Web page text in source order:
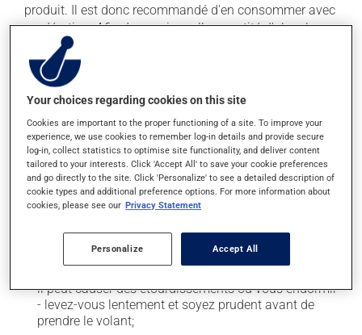
produit. Il est donc recommandé d'en consommer avec
modération. Afin de savoir quelle quantité d'alcool
vous est permise, veuillez en discuter avec votre
professionnel(le) de la santé.
Effets indésirables
En plus de ses effets recherchés, ce produit peut à
l'occasion entraîner certains effets indésirables (effets
secondaires), notamment :
il peut rendre la bouche sèche;
il peut causer de la constipation - pour la prévenir,
buvez beaucoup, prenez plus de fibres alimentaires;
il peut causer des étourdissements ou vous endormir
- levez-vous lentement et soyez prudent avant de
prendre le volant;
Your choices regarding cookies on this site
Cookies are important to the proper functioning of a site. To improve your
experience, we use cookies to remember log-in details and provide secure
log-in, collect statistics to optimise site functionality, and deliver content
tailored to your interests. Click 'Accept All' to save your cookie preferences
and go directly to the site. Click 'Personalize' to see a detailed description of
cookie types and additional preference options. For more information about
cookies, please see our Privacy Statement
Personalize Accept All